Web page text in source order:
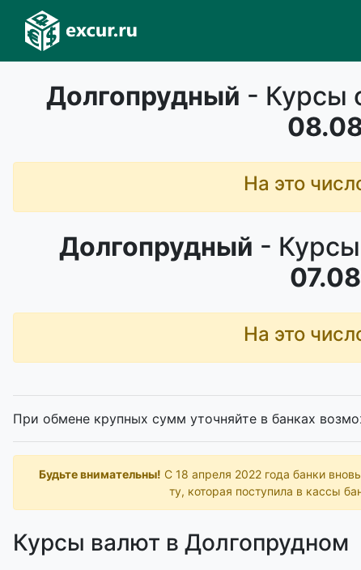
Долгопрудный - Курсы
На это
Долгопрудный -
На это
При обмене крупных сумм уточняйте в банках
Будьте внимательны! С 18 апреля 2022 года банки
ту, которая поступила в кассы
Курсы валют в Долгопрудном